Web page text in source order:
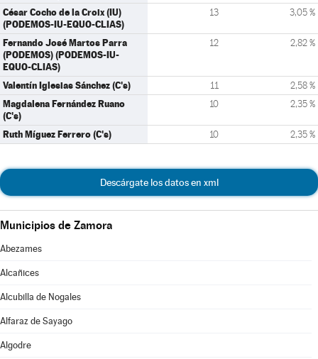
César Cocho de la Croix (IU)
(PODEMOS-IU-EQUO-CLIAS)
13 3,05 %
Fernando José Martos Parra
(PODEMOS) (PODEMOS-IU-
EQUO-CLIAS)
12 2,82 %
Valentín Iglesias Sánchez (C's) 11 2,58 %
Magdalena Fernández Ruano
(C's)
10 2,35 %
Ruth Míguez Ferrero (C's) 10 2,35 %
Descárgate los datos en xml
Municipios de Zamora
Abezames
Alcañices
Alcubilla de Nogales
Alfaraz de Sayago
Algodre